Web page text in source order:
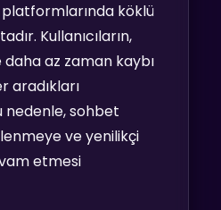
platformlarında köklü
Kullanıcıların,
az zaman kaybı
aradıkları
nedenle, sohbet
ve yenilikçi
etmesi